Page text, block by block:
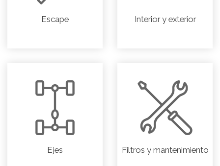
Escape Interior y exterior
Ejes Filtros y mantenimiento